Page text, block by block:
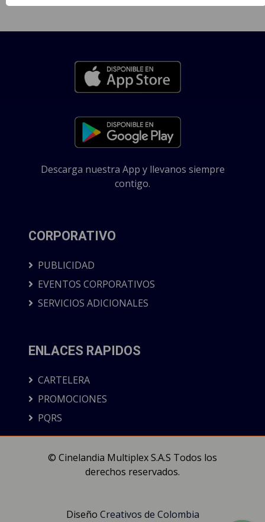
Descarga nuestra App y llevanos siempre
contigo.
CORPORATIVO
PUBLICIDAD
EVENTOS CORPORATIVOS
SERVICIOS ADICIONALES
ENLACES RAPIDOS
CARTELERA
PROMOCIONES
PQRS
© Cinelandia Multiplex S.A.S Todos los
derechos reservados.
Diseño Creativos de Colombia